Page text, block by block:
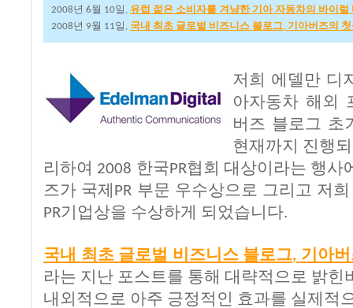
2008년 6월 10일 , 유럽 젊은 소비자를 겨냥한 기아 자동차의 바이럴
2008년 9월 11일 , 국내 최초 글로벌 비즈니스 블로그, 기아버즈의
저희 에델만 디
아자동차 해외
버즈 블로그 초
현재까지 진행
리하여 2008 한국 PR협회 대상이라는 행사
즈가 국제 PR 부문 우수상으로 그리고 저희
PR기업상을 수상하게 되었습니다.
국내 최초 글로벌 비즈니스 블로그, 기아
라는 지난 포스트를 통해 대략적으로 밝힌
내외적으로 아주 긍정적인 효과를 실제적